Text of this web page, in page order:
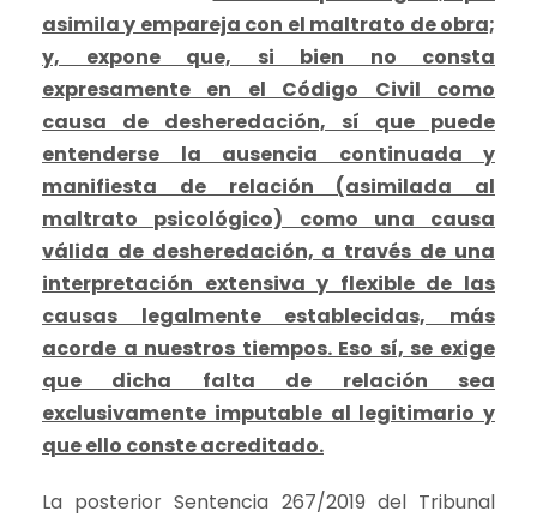
asimila y empareja con el maltrato de obra;
y, expone que, si bien no consta
expresamente en el Código Civil como
causa de desheredación, sí que puede
entenderse la ausencia continuada y
manifiesta de relación (asimilada al
maltrato psicológico) como una causa
válida de desheredación, a través de una
interpretación extensiva y flexible de las
causas legalmente establecidas, más
acorde a nuestros tiempos. Eso sí, se exige
que dicha falta de relación sea
exclusivamente imputable al legitimario y
que ello conste acreditado.
La posterior Sentencia 267/2019 del Tribunal